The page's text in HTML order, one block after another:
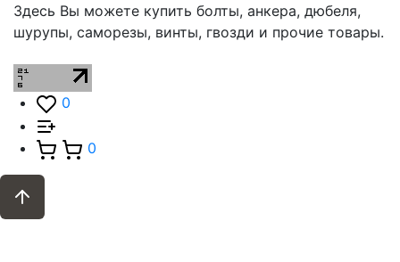
Здесь Вы можете купить болты, анкера, дюбеля,
шурупы, саморезы, винты, гвозди и прочие товары.
0
0